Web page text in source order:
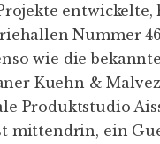
entwickelte,
Nummer
wie die
Kuehn &
Produktstudio
mittendrin, ein